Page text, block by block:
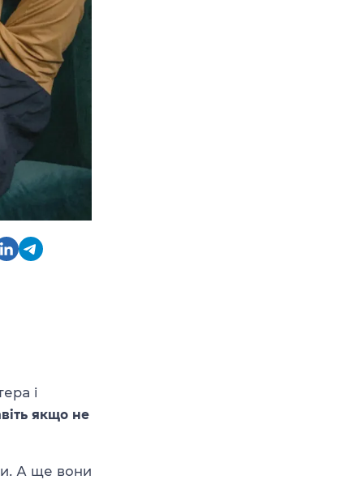
і
якщо не
А ще вони